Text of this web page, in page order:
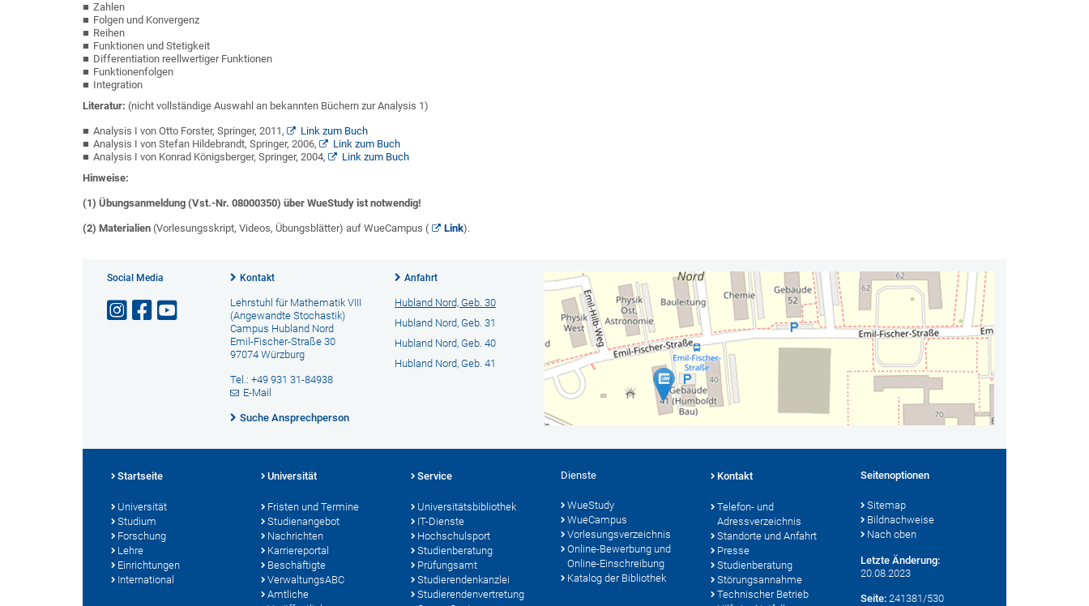
Zahlen
Folgen und Konvergenz
Reihen
Funktionen und Stetigkeit
Differentiation reellwertiger Funktionen
Funktionenfolgen
Integration
Literatur: (nicht vollständige Auswahl an bekannten Büchern zur Analysis 1)
Analysis I von Otto Forster, Springer, 2011,
Link zum Buch
Analysis I von Stefan Hildebrandt, Springer, 2006,
Link zum Buch
Analysis I von Konrad Königsberger, Springer, 2004,
Link zum Buch
Hinweise:
(1) Übungsanmeldung (Vst.-Nr. 08000350) über WueStudy ist notwendig!
(2) Materialien (Vorlesungsskript, Videos, Übungsblätter) auf WueCampus ( Link).
Social Media Kontakt
Lehrstuhl für Mathematik VIII
(Angewandte Stochastik)
Campus Hubland Nord
Emil-Fischer-Straße 30
97074 Würzburg
Tel.: +49 931 31-84938
E-Mail
Suche Ansprechperson
Anfahrt
Hubland Nord, Geb. 30
Hubland Nord, Geb. 31
Hubland Nord, Geb. 40
Hubland Nord, Geb. 41
Startseite
Universität
Studium
Forschung
Lehre
Einrichtungen
International
Universität
Fristen und Termine
Studienangebot
Nachrichten
Karriereportal
Beschäftigte
VerwaltungsABC
Amtliche
Service
Universitätsbibliothek
IT-Dienste
Hochschulsport
Studienberatung
Prüfungsamt
Studierendenkanzlei
Studierendenvertretung
Dienste
WueStudy
WueCampus
Vorlesungsverzeichnis
Online-Bewerbung und
Online-Einschreibung
Katalog der Bibliothek
Kontakt
Telefon- und
Adressverzeichnis
Standorte und Anfahrt
Presse
Studienberatung
Störungsannahme
Technischer Betrieb
Seitenoptionen
Sitemap
Bildnachweise
Nach oben
Letzte Änderung:
20.08.2023
Seite: 241381/530